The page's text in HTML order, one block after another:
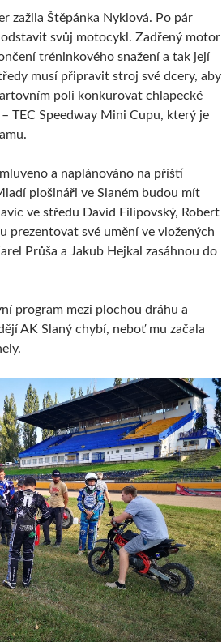
zažila Štěpánka Nyklová. Po pár
svůj motocykl. Zadřený motor
tréninkového snažení a tak její
musí připravit stroj své dcery, aby
poli konkurovat chlapecké
TEC Speedway Mini Cupu, který je
a naplánováno na příští
plošináři ve Slaném budou mít
ve středu David Filipovský, Robert
prezentovat své umění ve vložených
Průša a Jakub Hejkal zasáhnou do
program mezi plochou dráhu a
AK Slaný chybí, neboť mu začala